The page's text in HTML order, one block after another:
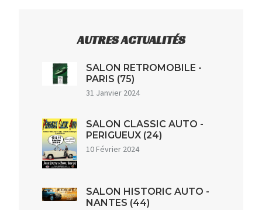
AUTRES ACTUALITÉS
SALON RETROMOBILE -
PARIS (75)
31 Janvier 2024
SALON CLASSIC AUTO -
PERIGUEUX (24)
10 Février 2024
SALON HISTORIC AUTO -
NANTES (44)